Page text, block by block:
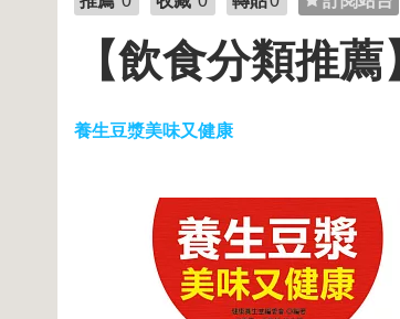
【飲食分類推
養生豆漿美味又健康